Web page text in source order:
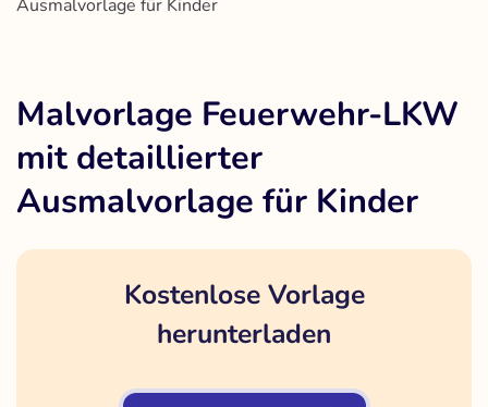
Ausmalvorlage für Kinder
Malvorlage Feuerwehr-LKW
mit detaillierter
Ausmalvorlage für Kinder
Kostenlose Vorlage
herunterladen